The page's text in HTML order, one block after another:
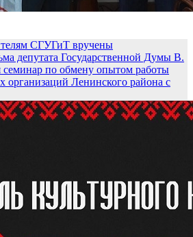
СГУГиТ вручены
депутата Государственной Думы В.
семинар по обмену опытом работы
организаций Ленинского района с